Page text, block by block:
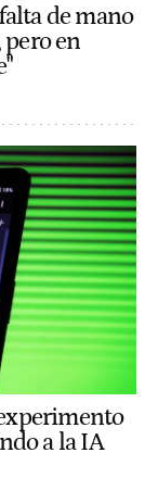
de mano
en
a la IA